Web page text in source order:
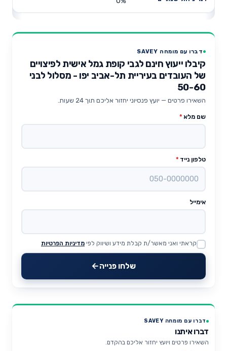
דברו עם מומחה SAVEY
קיבלו ייעוץ חינם לגבי קופת גמל אישית לפיצויים
של העובדים בעיריית תל-אביב יפו - מסלול לבני
50-60
השאירו פרטים — יועץ פנסיוני יחזור אליכם תוך 24 שעות.
שם מלא *
טלפון נייד *
אימייל
Website
קראתי ואני מאשר/ת קבלת מידע ושיווק לפי מדיניות הפרטיות
שלחו פנייה
דברו עם מומחה SAVEY
דברו איתנו
השאירו פרטים ויועץ יחזור אליכם בהקדם.